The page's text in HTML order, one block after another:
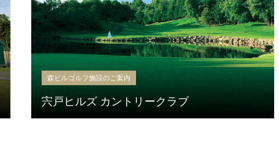
森ビルゴルフ施設のご案内
宍戸ヒルズ カントリークラブ